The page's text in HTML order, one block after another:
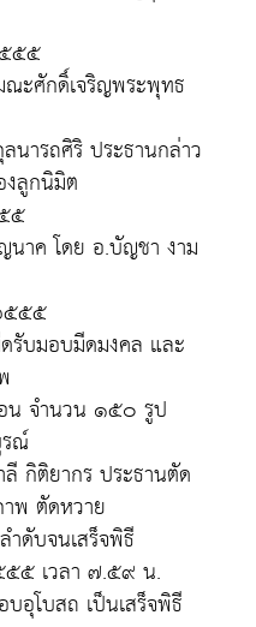
๕๕
ะศักดิ์เจริญพระพุทธ
ารถศิริ ประธานกล่าว
ลูกนิมิต
๕
าค โดย อ.บัญชา งาม
๕๕๕
รับมอบมีดมงคล และ
น จำนวน ๑๕๐ รูป
ณ์
กิติยากร ประธานตัด
พ ตัดหวาย
ดับจนเสร็จพิธี
๕ เวลา ๗.๕๙ น.
อุโบสถ เป็นเสร็จพิธี